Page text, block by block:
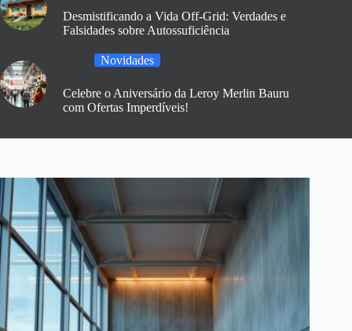
Desmistificando a Vida Off-Grid: Verdades e
Falsidades sobre Autossuficiência
Novidades
Celebre o Aniversário da Leroy Merlin Bauru
com Ofertas Imperdíveis!